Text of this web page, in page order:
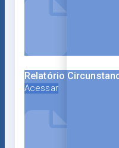
Relatório
Acessar